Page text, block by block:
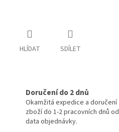
HLÍDAT SDÍLET
Doručení do 2 dnů
Okamžitá expedice a doručení
zboží do 1-2 pracovních dnů od
data objednávky.